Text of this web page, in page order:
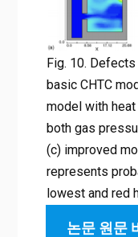
Fig. 10.
basic CHTC
model with
both gas
(c) improved
represents
lowest and red
논문 원문